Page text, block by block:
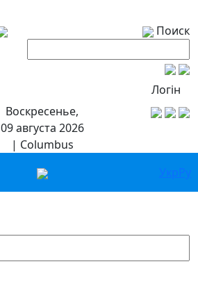
Поиск
Логін
Воскресенье,
09 августа 2026
| Columbus
УкрРу